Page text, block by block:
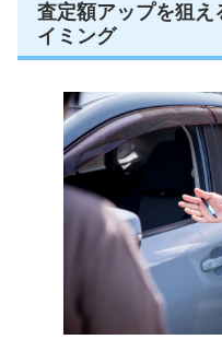
査定額アップを狙え
イミング